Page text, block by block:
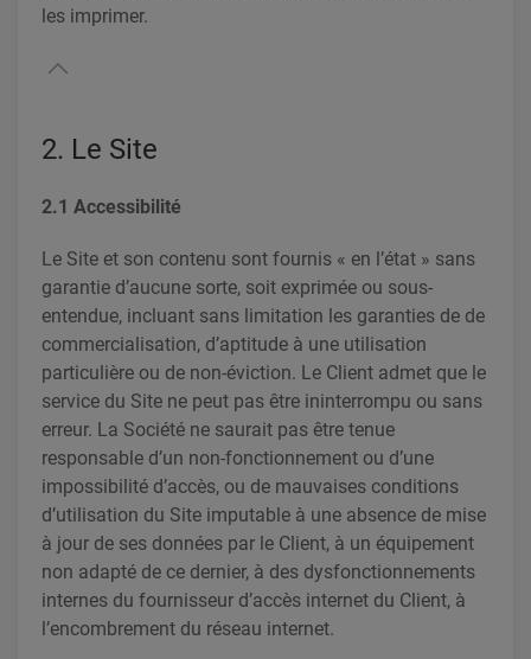
les imprimer.
2. Le Site
2.1 Accessibilité
Le Site et son contenu sont fournis « en l’état » sans
garantie d’aucune sorte, soit exprimée ou sous-
entendue, incluant sans limitation les garanties de de
commercialisation, d’aptitude à une utilisation
particulière ou de non-éviction. Le Client admet que le
service du Site ne peut pas être ininterrompu ou sans
erreur. La Société ne saurait pas être tenue
responsable d’un non-fonctionnement ou d’une
impossibilité d’accès, ou de mauvaises conditions
d’utilisation du Site imputable à une absence de mise
à jour de ses données par le Client, à un équipement
non adapté de ce dernier, à des dysfonctionnements
internes du fournisseur d’accès internet du Client, à
l’encombrement du réseau internet.